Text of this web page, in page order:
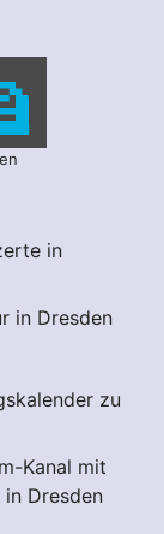
in
in Dresden
zu
Kanal mit
Dresden